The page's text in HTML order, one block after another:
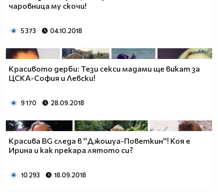
чаровница му скочи!
5 373 04.10.2018
Красивото дерби: Тези секси мадами ще викат за
ЦСКА-София и Левски!
9 170 28.09.2018
Красива BG следа в ''Джошуа-Поветкин''! Коя е
Ирина и как прекара лятото си?
10 293 18.09.2018